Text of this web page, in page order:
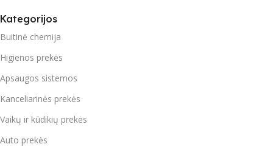
Kategorijos
Buitinė chemija
Higienos prekės
Apsaugos sistemos
Kanceliarinės prekės
Vaikų ir kūdikių prekės
Auto prekės